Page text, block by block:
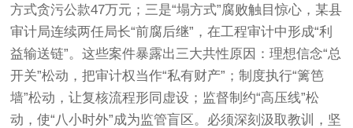
方式贪污公款47万元；三是“塌方式”腐败触目惊心，某县
审计局连续两任局长“前腐后继”，在工程审计中形成“利
益输送链”。这些案件暴露出三大共性原因：理想信念“总
开关”松动，把审计权当作“私有财产”；制度执行“篱笆
墙”松动，让复核流程形同虚设；监督制约“高压线”松
动，使“八小时外”成为监管盲区。必须深刻汲取教训，坚